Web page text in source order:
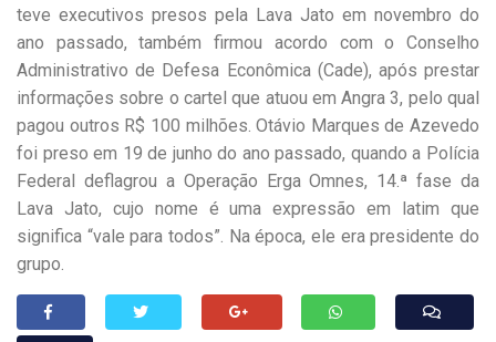
teve executivos presos pela Lava Jato em novembro do
ano passado, também firmou acordo com o Conselho
Administrativo de Defesa Econômica (Cade), após prestar
informações sobre o cartel que atuou em Angra 3, pelo qual
pagou outros R$ 100 milhões. Otávio Marques de Azevedo
foi preso em 19 de junho do ano passado, quando a Polícia
Federal deflagrou a Operação Erga Omnes, 14.ª fase da
Lava Jato, cujo nome é uma expressão em latim que
significa “vale para todos”. Na época, ele era presidente do
grupo.